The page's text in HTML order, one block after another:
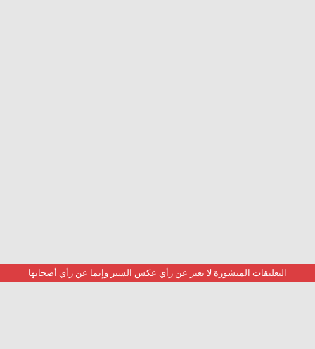
التعليقات المنشورة لا تعبر عن رأي عكس السير وإنما عن رأي أصحابها